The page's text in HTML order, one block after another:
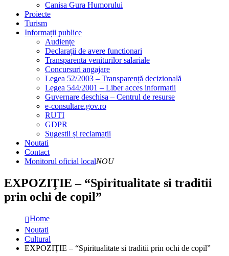
Canisa Gura Humorului
Proiecte
Turism
Informații publice
Audiențe
Declarații de avere functionari
Transparenta veniturilor salariale
Concursuri angajare
Legea 52/2003 – Transparență decizională
Legea 544/2001 – Liber acces informatii
Guvernare deschisa – Centrul de resurse
e-consultare.gov.ro
RUTI
GDPR
Sugestii și reclamații
Noutati
Contact
Monitorul oficial localNOU
EXPOZIŢIE – “Spiritualitate si traditii
prin ochi de copil”
Home
Noutati
Cultural
EXPOZIŢIE – “Spiritualitate si traditii prin ochi de copil”